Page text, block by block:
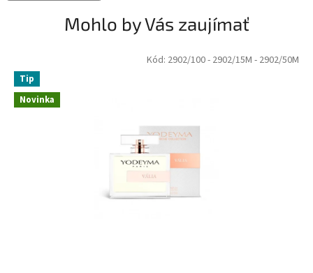
Mohlo by Vás zaujímať
Novinka
Tip
Kód: 2902/100- 2902/15M - 2902/50M